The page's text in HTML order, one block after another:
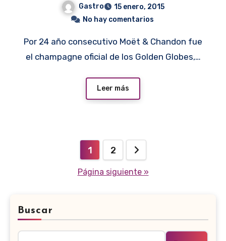
Gastro
15 enero, 2015
No hay comentarios
Por 24 año consecutivo Moët & Chandon fue
el champagne oficial de los Golden Globes,…
Leer más
Paginación
1 2
Página siguiente »
Buscar